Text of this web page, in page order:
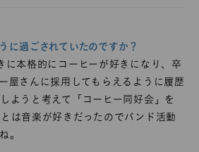
に過ごされていたのですか？
に本格的にコーヒーが好きになり、卒
屋さんに採用してもらえるように履歴
ようと考えて「コーヒー同好会」を
は音楽が好きだったのでバンド活動
。